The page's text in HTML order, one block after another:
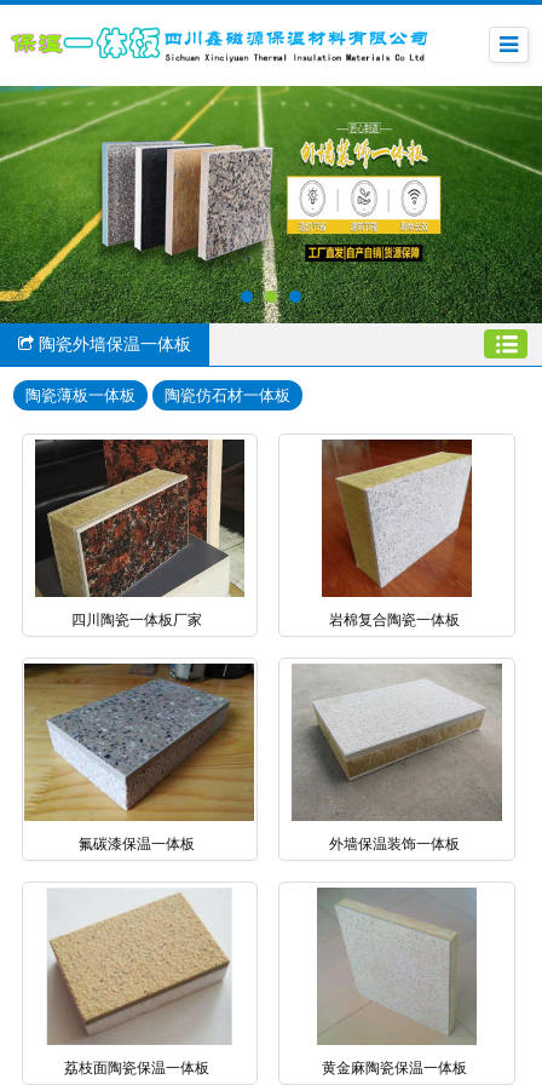
陶瓷外墙保温一体板
陶瓷薄板一体板 陶瓷仿石材一体板
四川陶瓷一体板厂家 岩棉复合陶瓷一体板
氟碳漆保温一体板 外墙保温装饰一体板
荔枝面陶瓷保温一体板 黄金麻陶瓷保温一体板